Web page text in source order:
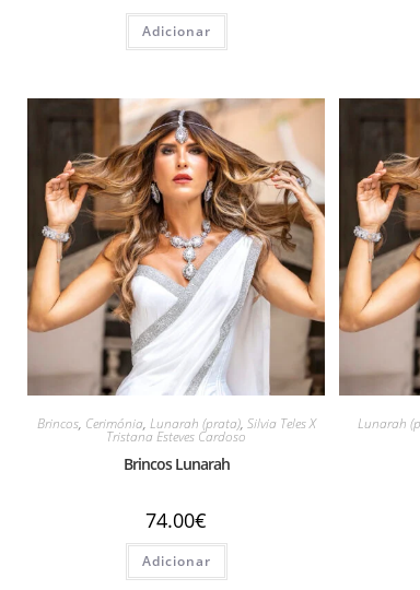
Adicionar
Brincos, Cerimónia, Lunarah (prata), Silvia Teles X
Tristana Esteves Cardoso
Brincos Lunarah
74.00€
Adicionar
Lunarah